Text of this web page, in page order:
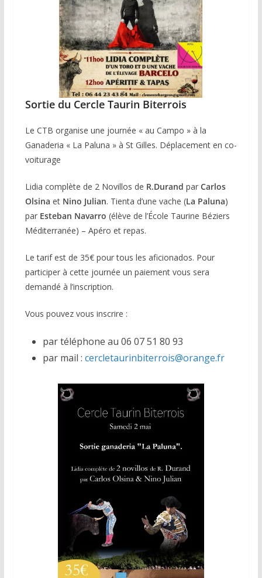
Sortie du Cercle Taurin Biterrois
Le CTB organise une journée « au Campo » à la
Ganaderia « La Paluna » à St Gilles. Déplacement en co-
voiturage
Lidia complète de 2 Novillos de R.Durand par Carlos
Olsina et Nino Julian. Tienta d’une vache (La Paluna)
parEsteban Navarro (élève de l’École Taurine Béziers
Méditerranée) – Apéro et repas.
Le tarif est de 35€ pour tous les aficionados. Pour
participer à cette journée un paiement vous sera
demandé à l’inscription.
Vous pouvez vous inscrire :
par téléphone au 06 07 51 80 93
par mail : cercletaurinbiterrois@orange.fr